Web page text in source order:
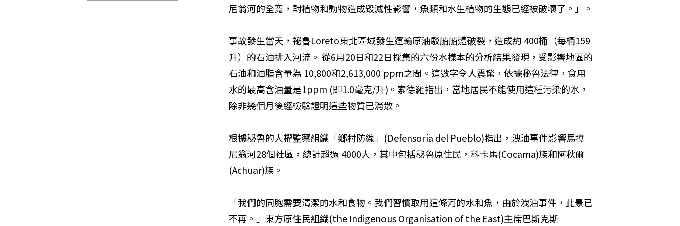
尼翁河的全寬，對植物和動物造成毀滅性影響，魚類和水生植物的生態已經被破壞了。」。
事故發生當天，祕魯Loreto東北區域發生運輸原油駁船船體破裂，造成約 400桶（每桶159
升）的石油排入河流。 從6月20日和22日採集的六份水樣本的分析結果發現，受影響地區的
石油和油脂含量為 10,800和2,613,000 ppm之間。這數字令人震驚，依據秘魯法律，食用
水的最高含油量是1ppm (即1.0毫克/升)。索德羅指出，當地居民不能使用這種污染的水，
除非幾個月後經檢驗證明這些物質已消散。
根據秘魯的人權監察組織「鄉村防線」(Defensoría del Pueblo)指出，洩油事件影響馬拉
尼翁河28個社區，總計超過 4000人，其中包括秘魯原住民，科卡馬(Cocama)族和阿秋爾
(Achuar)族。
「我們的同胞需要清潔的水和食物。我們習慣取用這條河的水和魚，由於洩油事件，此景已
不再。」東方原住民組織(the Indigenous Organisation of the East)主席巴斯克斯